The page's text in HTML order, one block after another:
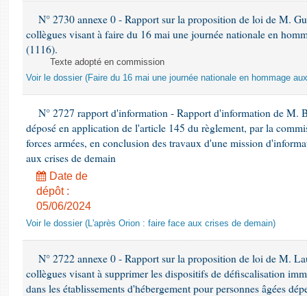
N° 2730 annexe 0 - Rapport sur la proposition de loi de M.
collègues visant à faire du 16 mai une journée nationale en
(1116).
Texte adopté en commission
Voir le dossier (Faire du 16 mai une journée nationale en hommage
N° 2727 rapport d'information - Rapport d'information de M.
déposé en application de l'article 145 du règlement, par la
forces armées, en conclusion des travaux d'une mission
aux crises de demain
Date de
dépôt :
05/06/2024
Voir le dossier (L'après Orion : faire face aux crises de demain)
N° 2722 annexe 0 - Rapport sur la proposition de loi de M.
collègues visant à supprimer les dispositifs de défiscalisation
dans les établissements d'hébergement pour personnes âgées